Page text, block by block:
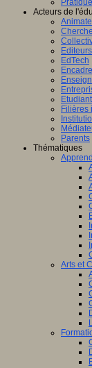
Acteurs de
Editeurs
EdTech
Filières
Parents
Thématiques
Arts et